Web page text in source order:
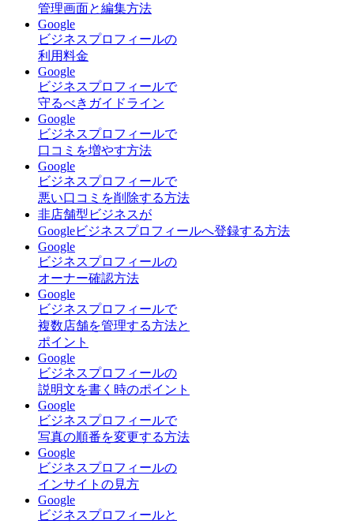
管理画面と編集方法
Google
ビジネスプロフィールの
利用料金
Google
ビジネスプロフィールで
守るべきガイドライン
Google
ビジネスプロフィールで
口コミを増やす方法
Google
ビジネスプロフィールで
悪い口コミを削除する方法
非店舗型ビジネスが
Googleビジネスプロフィールへ登録する方法
Google
ビジネスプロフィールの
オーナー確認方法
Google
ビジネスプロフィールで
複数店舗を管理する方法と
ポイント
Google
ビジネスプロフィールの
説明文を書く時のポイント
Google
ビジネスプロフィールで
写真の順番を変更する方法
Google
ビジネスプロフィールの
インサイトの見方
Google
ビジネスプロフィールと